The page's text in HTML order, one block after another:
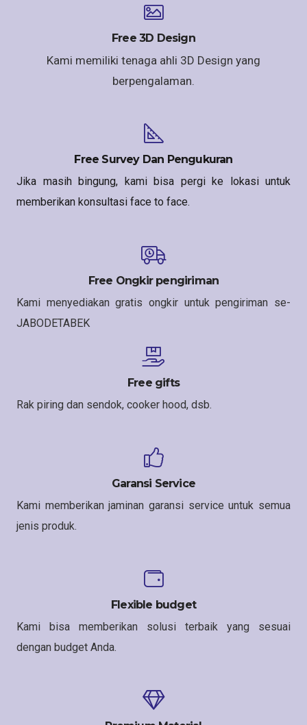
Free 3D Design
Kami memiliki tenaga ahli 3D Design yang
berpengalaman.
Free Survey Dan Pengukuran
Jika masih bingung, kami bisa pergi ke lokasi untuk
memberikan konsultasi face to face.
Free Ongkir pengiriman
Kami menyediakan gratis ongkir untuk pengiriman se-
JABODETABEK
Free gifts
Rak piring dan sendok, cooker hood, dsb.
Garansi Service
Kami memberikan jaminan garansi service untuk semua
jenis produk.
Flexible budget
Kami bisa memberikan solusi terbaik yang sesuai
dengan budget Anda.